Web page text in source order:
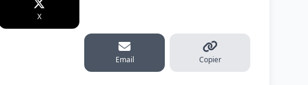
X
Email Copier